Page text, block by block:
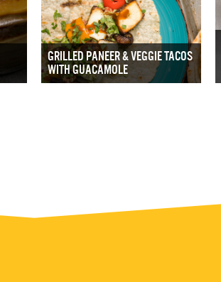
GRILLED PANEER & VEGGIE TACOS
WITH GUACAMOLE